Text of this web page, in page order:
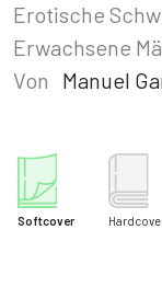
Erotische
Erwachsene
Von
Manuel
Softcover